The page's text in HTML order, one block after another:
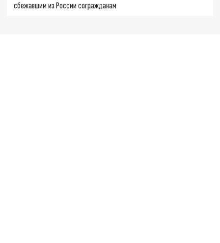
сбежавшим из России согражданам